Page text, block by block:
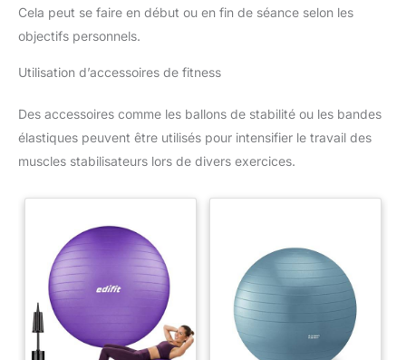
Cela peut se faire en début ou en fin de séance selon les
objectifs personnels.
Utilisation d’accessoires de fitness
Des accessoires comme les ballons de stabilité ou les bandes
élastiques peuvent être utilisés pour intensifier le travail des
muscles stabilisateurs lors de divers exercices.